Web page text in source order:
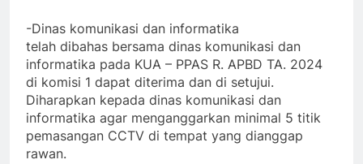
-Dinas komunikasi dan informatika
telah dibahas bersama dinas komunikasi dan
informatika pada KUA – PPAS R. APBD TA. 2024
di komisi 1 dapat diterima dan di setujui.
Diharapkan kepada dinas komunikasi dan
informatika agar menganggarkan minimal 5 titik
pemasangan CCTV di tempat yang dianggap
rawan.